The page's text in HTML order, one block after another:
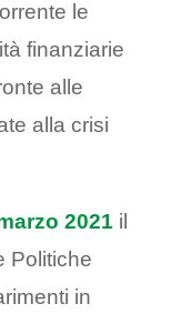
le
finanziarie
alle
alla crisi
2021 il
Politiche
in